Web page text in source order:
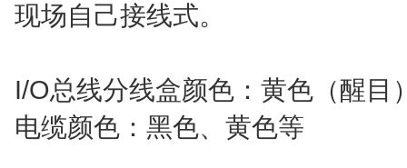
现场自己接线式。
I/O总线分线盒颜色：黄色（醒目
电缆颜色：黑色、黄色等